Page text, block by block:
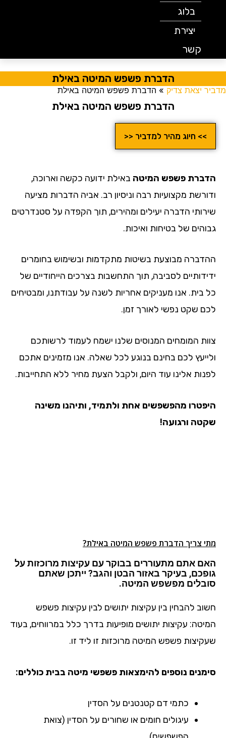
בלוג
יצירת
קשר
הדברת פשפש המיטה באילת
מדביר יצאת צדיק » הדברת פשפש המיטה באילת
הדברת פשפש המיטה באילת
>> חיוג מהיר למדביר <<
הדברת פשפש המיטה באילת ידועה כקשה וארוכה,
ודורשת מקצועיות רבה וניסיון רב. אביה הדברות מציעה
שירותי הדברה יעילים ומהירים, תוך הקפדה על סטנדרטים
גבוהים של בטיחות ואיכות.
ההדברה מבוצעת בשיטות מתקדמות ובשימוש בחומרים
ידידותיים לסביבה, תוך התחשבות בצרכים הייחודיים של
כל בית. אנו מעניקים אחריות לשנה על עבודתנו, ומבטיחים
לכם שקט נפשי לאורך זמן.
צוות המומחים המנוסים שלנו ישמח לעמוד לרשותכם
ולייעץ לכם בחינם בנוגע לכל שאלה. אנו מזמינים אתכם
לפנות אלינו עוד היום, ולקבל הצעת מחיר ללא התחייבות.
היפטרו מהפשפשים אחת ולתמיד, ותיהנו משינה
שקטה ורגועה!
מתי צריך הדברת פשפש המיטה באילת?
האם אתם מתעוררים בבוקר עם עקיצות מרוכזות על
גופכם, בעיקר באזור הבטן והגב? ייתכן שאתם
סובלים מפשפש המיטה.
חשוב להבחין בין עקיצות יתושים לבין עקיצות פשפש
המיטה: עקיצות יתושים מופיעות בדרך כלל במרווחים, בעוד
שעקיצות פשפש המיטה מרוכזות זו ליד זו.
סימנים נוספים להימצאות פשפשי מיטה בבית כוללים:
כתמי דם קטנטנים על הסדין
עיגולים חומים או שחורים על הסדין (צואת